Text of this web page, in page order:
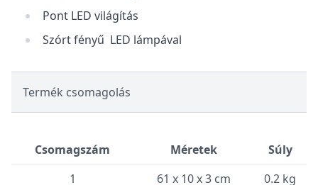
Pont LED világítás
Szórt fényű LED lámpával
Termék csomagolás
Csomagszám Méretek
Súly
1
61 x 10 x 3 cm 0.2 kg